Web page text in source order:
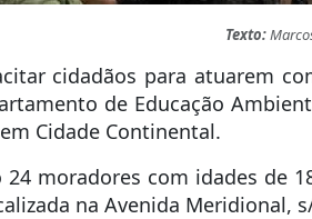
Texto:
cidadãos para atuarem
de Educação
Cidade Continental.
moradores com idades de
na Avenida Meridional,